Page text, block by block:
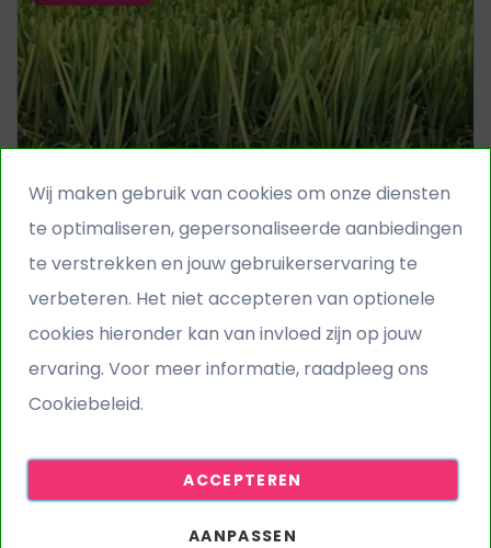
Wij maken gebruik van cookies om onze diensten
te optimaliseren, gepersonaliseerde aanbiedingen
te verstrekken en jouw gebruikerservaring te
verbeteren. Het niet accepteren van optionele
cookies hieronder kan van invloed zijn op jouw
ervaring. Voor meer informatie, raadpleeg ons
Cookiebeleid.
ACCEPTEREN
AANPASSEN
Kunstgras Relax 50
€ 57,95 € 46,95
Zachtheid
Echtheid